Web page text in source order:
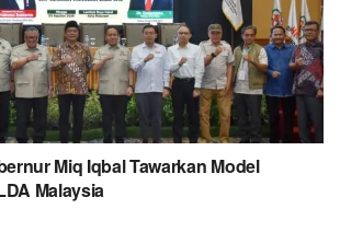
Miq Iqbal Tawarkan Model
Malaysia